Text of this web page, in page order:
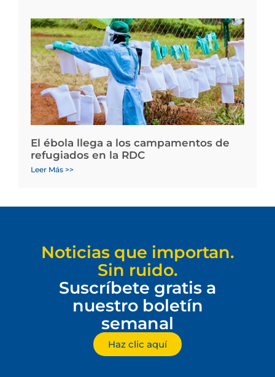
El ébola llega a los campamentos de
refugiados en la RDC
Leer Más >>
Noticias que importan.
Sin ruido.
Suscríbete gratis a
nuestro boletín
semanal
Haz clic aquí